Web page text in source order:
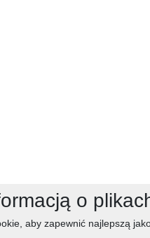
o
aby zapewnić najlepszą